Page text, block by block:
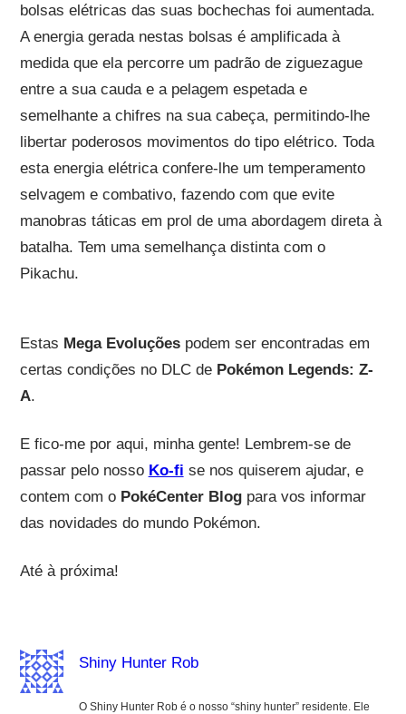
bolsas elétricas das suas bochechas foi aumentada.
A energia gerada nestas bolsas é amplificada à
medida que ela percorre um padrão de ziguezague
entre a sua cauda e a pelagem espetada e
semelhante a chifres na sua cabeça, permitindo-lhe
libertar poderosos movimentos do tipo elétrico. Toda
esta energia elétrica confere-lhe um temperamento
selvagem e combativo, fazendo com que evite
manobras táticas em prol de uma abordagem direta à
batalha. Tem uma semelhança distinta com o
Pikachu.
Estas Mega Evoluçõespodem ser encontradas em
certas condições no DLC de Pokémon Legends: Z-
A.
E fico-me por aqui, minha gente! Lembrem-se de
passar pelo nosso Ko-fi se nos quiserem ajudar, e
contem com o PokéCenter Blogpara vos informar
das novidades do mundo Pokémon.
Até à próxima!
Shiny Hunter Rob
O Shiny Hunter Rob é o nosso “shiny hunter” residente. Ele